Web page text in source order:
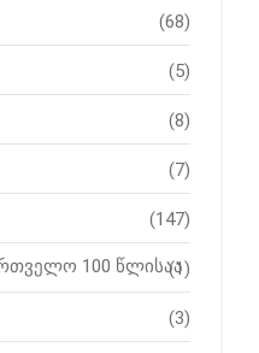
(68)
(5)
(8)
(7)
(147)
100 წლისაა
(1)
(3)